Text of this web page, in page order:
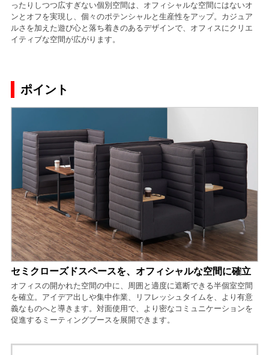
ったりしつつ広すぎない個別空間は、オフィシャルな空間にはないオ
ンとオフを実現し、個々のポテンシャルと生産性をアップ。カジュア
ルさを加えた遊び心と落ち着きのあるデザインで、オフィスにクリエ
イティブな空間が広がります。
ポイント
セミクローズドスペースを、オフィシャルな空間に確立
オフィスの開かれた空間の中に、周囲と適度に遮断できる半個室空間
を確立。アイデア出しや集中作業、リフレッシュタイムを、より有意
義なものへと導きます。対面使用で、より密なコミュニケーションを
促進するミーティングブースを展開できます。